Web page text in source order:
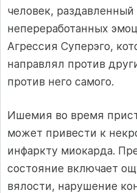
человек, раздавленный
непереработанных
Агрессия Суперэго,
направлял против
против него самого.
Ишемия во время
может привести к
инфаркту миокарда.
состояние включает
вялости, нарушение